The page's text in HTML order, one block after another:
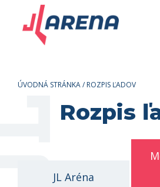
ÚVODNÁ STRÁNKA/ ROZPIS ĽADOV
Rozpis
JL Aréna